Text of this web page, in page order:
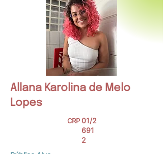
Allana Karolina de Melo
Lopes
CRP01/2
691
2